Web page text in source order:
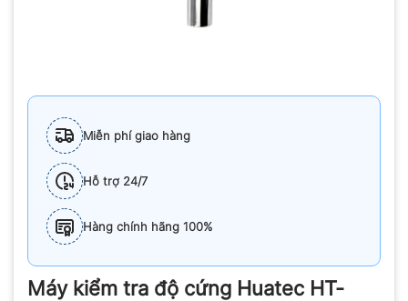
Miễn phí giao hàng
Hỗ trợ 24/7
Hàng chính hãng 100%
Máy kiểm tra độ cứng Huatec HT-